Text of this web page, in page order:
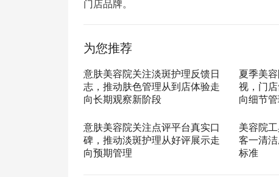
门店品牌。
为您推荐
意肤美容院关注淡斑护理反馈日
志，推动肤色管理从到店体验走
向长期观察新阶段
夏季美
视，门
向细节
意肤美容院关注点评平台真实口
碑，推动淡斑护理从好评展示走
向预期管理
美容院
客一清
标准